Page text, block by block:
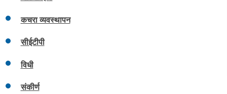
कचरा व्यवस्थापन
सीईटीपी
विधी
संकीर्ण